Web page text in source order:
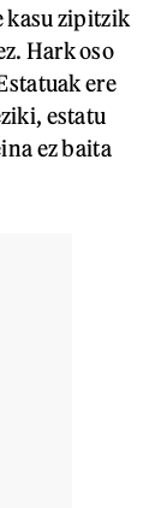
kasu zipitzik
Hark oso
ere
estatu
ez baita